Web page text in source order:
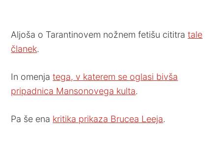
Aljoša o Tarantinovem nožnem fetišu cititratale
članek.
In omenjatega, v katerem se oglasi bivša
pripadnica Mansonovega kulta.
Pa še ena kritika prikaza Brucea Leeja.